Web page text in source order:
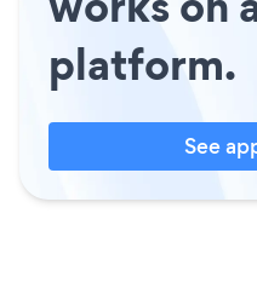
platform.
See